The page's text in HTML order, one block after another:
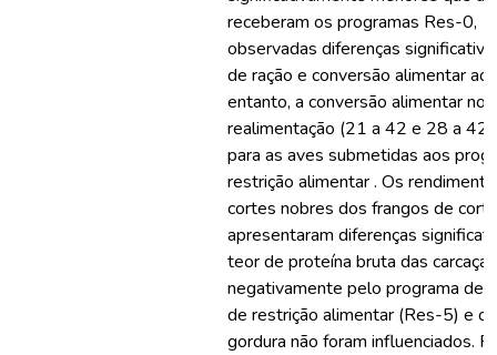
receberam os programas Res-0,
observadas diferenças
de ração e conversão alimentar
entanto, a conversão alimentar no
realimentação (21 a 42 e 28 a 42
para as aves submetidas aos
restrição alimentar . Os
cortes nobres dos frangos de
apresentaram diferenças
teor de proteína bruta das
negativamente pelo programa de
de restrição alimentar (Res-5) e
gordura não foram influenciados.